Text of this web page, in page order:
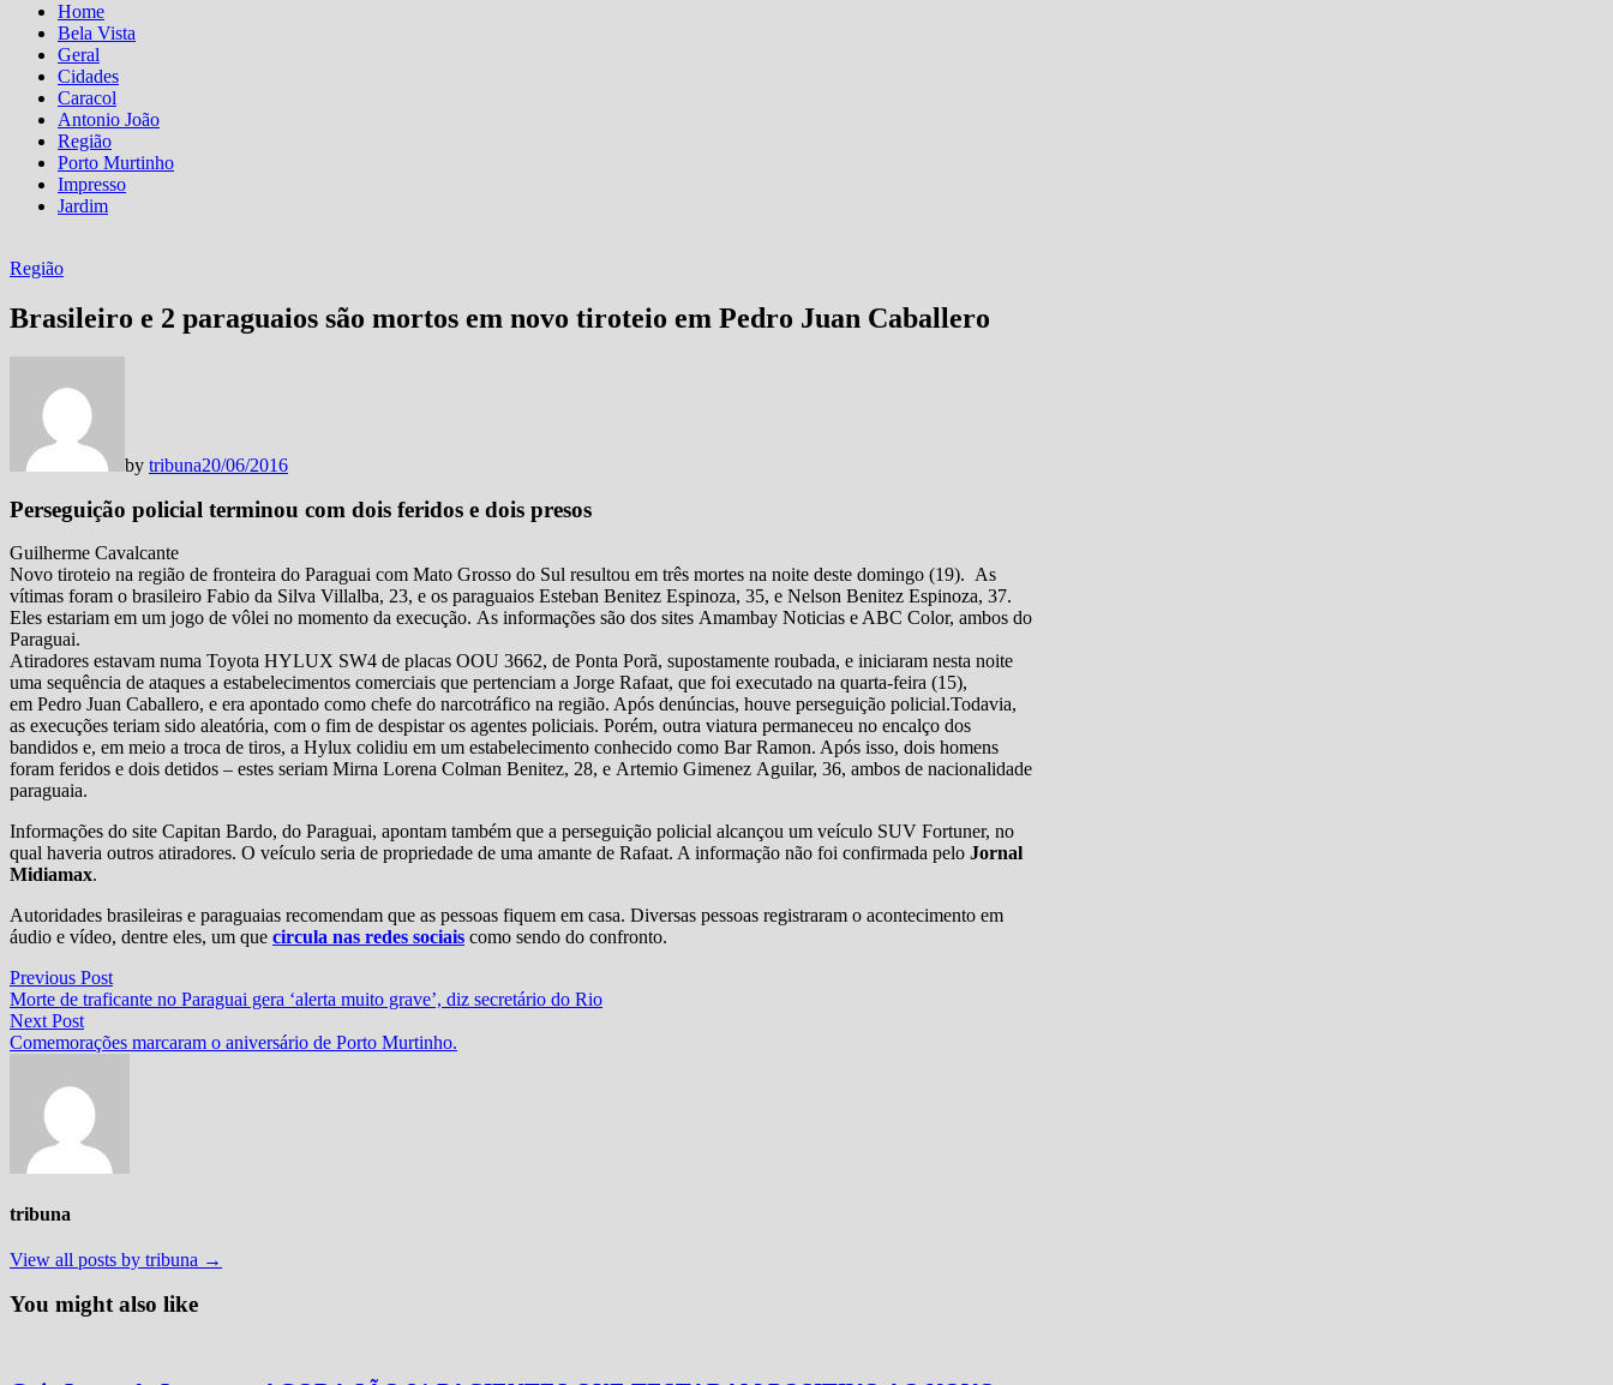
Home
Bela Vista
Geral
Cidades
Caracol
Antonio João
Região
Porto Murtinho
Impresso
Jardim
Região
Brasileiro e 2 paraguaios são mortos em novo tiroteio em Pedro Juan Caballero
by tribuna20/06/2016
Perseguição policial terminou com dois feridos e dois presos
Guilherme Cavalcante
Novo tiroteio na região de fronteira do Paraguai com Mato Grosso do Sul resultou em três mortes na noite deste domingo (19). As
vítimas foram o brasileiro Fabio da Silva Villalba, 23, e os paraguaios Esteban Benitez Espinoza, 35, e Nelson Benitez Espinoza, 37.
Eles estariam em um jogo de vôlei no momento da execução. As informações são dos sites Amambay Noticias e ABC Color, ambos do
Paraguai.
Atiradores estavam numa Toyota HYLUX SW4 de placas OOU 3662, de Ponta Porã, supostamente roubada, e iniciaram nesta noite
uma sequência de ataques a estabelecimentos comerciais que pertenciam a Jorge Rafaat, que foi executado na quarta-feira (15),
em Pedro Juan Caballero, e era apontado como chefe do narcotráfico na região. Após denúncias, houve perseguição policial.Todavia,
as execuções teriam sido aleatória, com o fim de despistar os agentes policiais. Porém, outra viatura permaneceu no encalço dos
bandidos e, em meio a troca de tiros, a Hylux colidiu em um estabelecimento conhecido como Bar Ramon. Após isso, dois homens
foram feridos e dois detidos – estes seriam Mirna Lorena Colman Benitez, 28, e Artemio Gimenez Aguilar, 36, ambos de nacionalidade
paraguaia.
Informações do site Capitan Bardo, do Paraguai, apontam também que a perseguição policial alcançou um veículo SUV Fortuner, no
qual haveria outros atiradores. O veículo seria de propriedade de uma amante de Rafaat. A informação não foi confirmada pelo Jornal
Midiamax.
Autoridades brasileiras e paraguaias recomendam que as pessoas fiquem em casa. Diversas pessoas registraram o acontecimento em
áudio e vídeo, dentre eles, um que circula nas redes sociais como sendo do confronto.
Navegação
de
Post
Previous PostPrevious
post:
Morte de traficante no Paraguai gera ‘alerta muito grave’, diz secretário do Rio
Next PostNext
post:
Comemorações marcaram o aniversário de Porto Murtinho.
tribuna
View all posts by tribuna →
You might also like